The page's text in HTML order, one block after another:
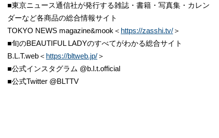
■東京ニュース通信社が発行する雑誌・書籍・写真集・カレン
ダーなど各商品の総合情報サイト
TOKYO NEWS magazine&mook＜ https://zasshi.tv/＞
■旬のBEAUTIFUL LADYのすべてがわかる総合サイト
B.L.T.web＜ https://bltweb.jp/＞
■公式インスタグラム @b.l.t.official
■公式Twitter @BLTTV